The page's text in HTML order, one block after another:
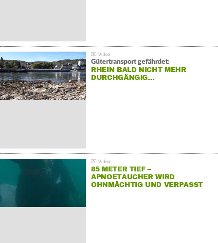
Gütertransport gefährdet:
RHEIN BALD NICHT MEHR
DURCHGÄNGIG…
85 METER TIEF –
APNOETAUCHER WIRD
OHNMÄCHTIG UND VERPASST